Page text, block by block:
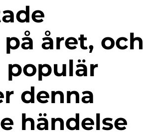
året, och
populär
denna
händelse